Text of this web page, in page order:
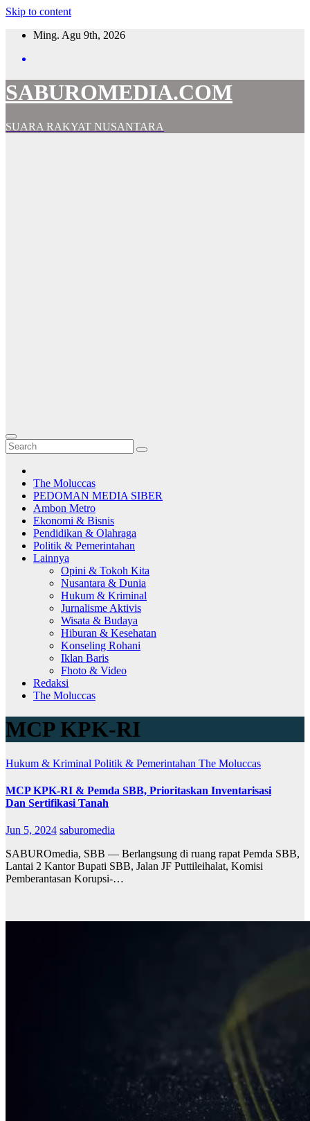
Skip to content
Ming. Agu 9th, 2026
SABUROMEDIA.COM
SUARA RAKYAT NUSANTARA
The Moluccas
PEDOMAN MEDIA SIBER
Ambon Metro
Ekonomi & Bisnis
Pendidikan & Olahraga
Politik & Pemerintahan
Lainnya
Opini & Tokoh Kita
Nusantara & Dunia
Hukum & Kriminal
Jurnalisme Aktivis
Wisata & Budaya
Hiburan & Kesehatan
Konseling Rohani
Iklan Baris
Fhoto & Video
Redaksi
The Moluccas
MCP KPK-RI
Hukum & Kriminal Politik & Pemerintahan The Moluccas
MCP KPK-RI & Pemda SBB, Prioritaskan Inventarisasi
Dan Sertifikasi Tanah
Jun 5, 2024 saburomedia
SABUROmedia, SBB — Berlangsung di ruang rapat Pemda SBB,
Lantai 2 Kantor Bupati SBB, Jalan JF Puttileihalat, Komisi
Pemberantasan Korupsi-…